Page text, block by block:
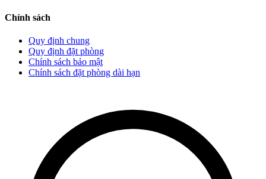
Chính sách
Quy định chung
Quy định đặt phòng
Chính sách bảo mật
Chính sách đặt phòng dài hạn